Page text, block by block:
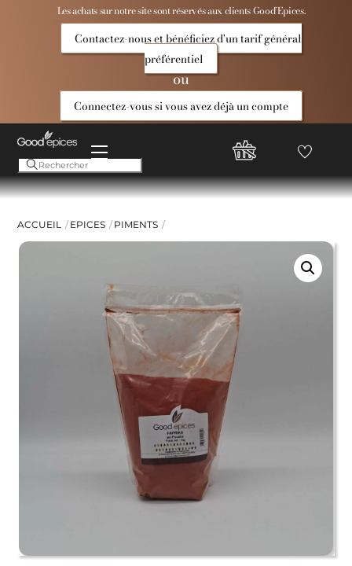
Les achats sur notre site sont réservés aux clients Good’Epices.
Contactez-nous et bénéficiez d'un tarif général
préférentiel
ou
Connectez-vous si vous avez déjà un compte
Menu
Compte
Good
Favoris
ACCUEIL EPICES PIMENTS